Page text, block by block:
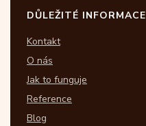
DŮLEŽITÉ INFORMACE
Kontakt
O nás
Jak to funguje
Reference
Blog